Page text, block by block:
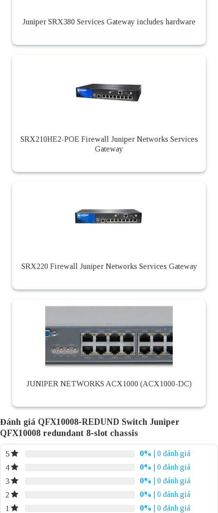
Juniper SRX380 Services Gateway includes hardware
SRX210HE2-POE Firewall Juniper Networks Services
Gateway
SRX220 Firewall Juniper Networks Services Gateway
JUNIPER NETWORKS ACX1000 (ACX1000-DC)
Đánh giá QFX10008-REDUND Switch Juniper
QFX10008 redundant 8-slot chassis
5 0%
| 0 đánh giá
4
0%
| 0 đánh giá
3
0%
| 0 đánh giá
2
0%
| 0 đánh giá
1
0% | 0 đánh giá